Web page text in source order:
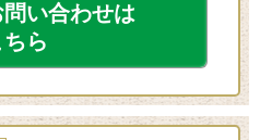
い合わせは
ちら